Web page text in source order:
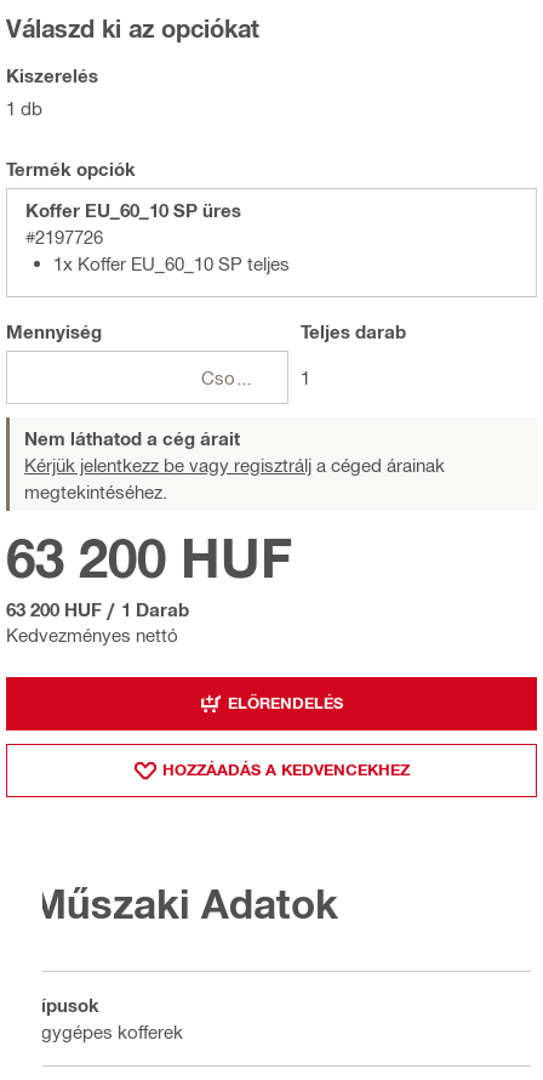
Válaszd ki az opciókat
Kiszerelés
1 db
Termék opciók
Koffer EU_60_10 SP üres
#2197726
1x Koffer EU_60_10 SP teljes
Mennyiség Teljesdarab
1
Nem láthatod a cég árait
Kérjük jelentkezz be vagy regisztrálj a céged árainak
megtekintéséhez.
Kedvezményes nettó
63 200 HUF
63 200 HUF / 1 Darab
ELŐRENDELÉS
HOZZÁADÁS A KEDVENCEKHEZ
Műszaki Adatok
Típusok
Egygépes kofferek